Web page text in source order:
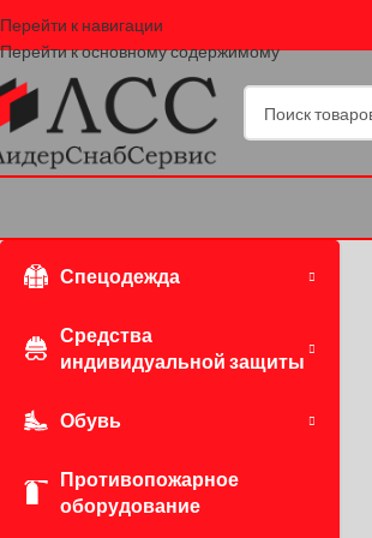
Перейти к навигации
Перейти к основному содержимому
Спецодежда
Средства
индивидуальной защиты
Обувь
Противопожарное
оборудование